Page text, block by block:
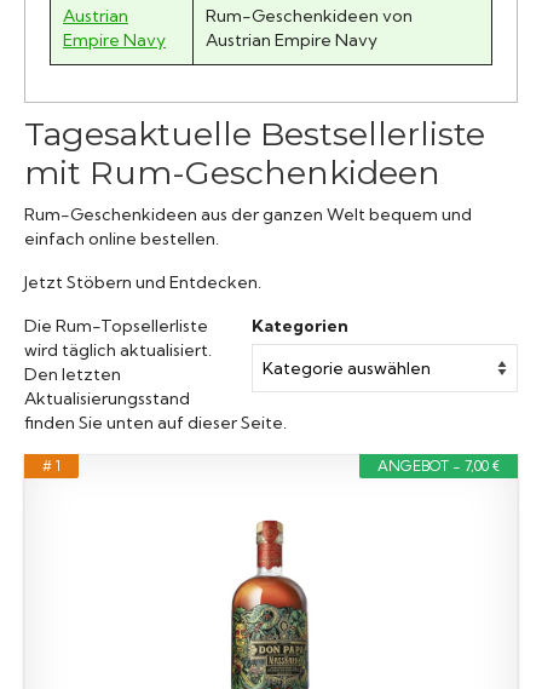
Austrian
Empire Navy
Rum-Geschenkideen von
Austrian Empire Navy
Tagesaktuelle Bestsellerliste
mit Rum-Geschenkideen
Rum-Geschenkideen aus der ganzen Welt bequem und
einfach online bestellen.
Jetzt Stöbern und Entdecken.
Kategorien
Die Rum-Topsellerliste
wird täglich aktualisiert.
Den letzten
Aktualisierungsstand
finden Sie unten auf dieser Seite.
ANGEBOT - 7,00 €
# 1